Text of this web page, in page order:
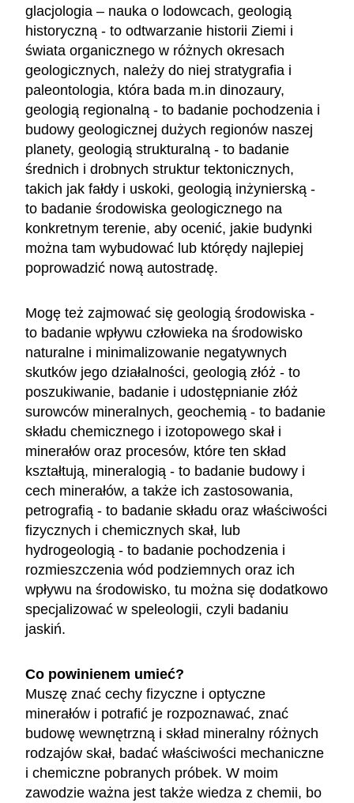
glacjologia – nauka o lodowcach, geologią
historyczną - to odtwarzanie historii Ziemi i
świata organicznego w różnych okresach
geologicznych, należy do niej stratygrafia i
paleontologia, która bada m.in dinozaury,
geologią regionalną - to badanie pochodzenia i
budowy geologicznej dużych regionów naszej
planety, geologią strukturalną - to badanie
średnich i drobnych struktur tektonicznych,
takich jak fałdy i uskoki, geologią inżynierską -
to badanie środowiska geologicznego na
konkretnym terenie, aby ocenić, jakie budynki
można tam wybudować lub którędy najlepiej
poprowadzić nową autostradę.
Mogę też zajmować się geologią środowiska -
to badanie wpływu człowieka na środowisko
naturalne i minimalizowanie negatywnych
skutków jego działalności, geologią złóż - to
poszukiwanie, badanie i udostępnianie złóż
surowców mineralnych, geochemią - to badanie
składu chemicznego i izotopowego skał i
minerałów oraz procesów, które ten skład
kształtują, mineralogią - to badanie budowy i
cech minerałów, a także ich zastosowania,
petrografią - to badanie składu oraz właściwości
fizycznych i chemicznych skał, lub
hydrogeologią - to badanie pochodzenia i
rozmieszczenia wód podziemnych oraz ich
wpływu na środowisko, tu można się dodatkowo
specjalizować w speleologii, czyli badaniu
jaskiń.
Co powinienem umieć?
Muszę znać cechy fizyczne i optyczne
minerałów i potrafić je rozpoznawać, znać
budowę wewnętrzną i skład mineralny różnych
rodzajów skał, badać właściwości mechaniczne
i chemiczne pobranych próbek. W moim
zawodzie ważna jest także wiedza z chemii, bo